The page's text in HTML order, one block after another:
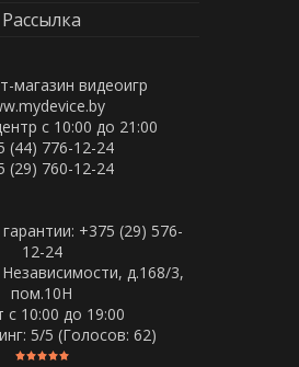
Рассылка
магазин видеоигр
с 10:00 до 21:00
(44) 776-12-24
(29) 760-12-24
+375 (29) 576-
12-24
д.168/3,
пом.10Н
c 10:00 до 19:00
5/5 (Голосов: 62)